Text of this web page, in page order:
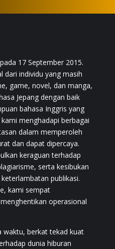
17 September 2015.
dari individu yang masih
game, novel, dan manga,
Jepang dengan baik
bahasa Inggris yang
menghadapi berbagai
dalam memperoleh
dan dapat dipercaya.
keraguan terhadap
serta kesibukan
publikasi.
kami sempat
operasional
waktu, berkat tekad kuat
dunia hiburan